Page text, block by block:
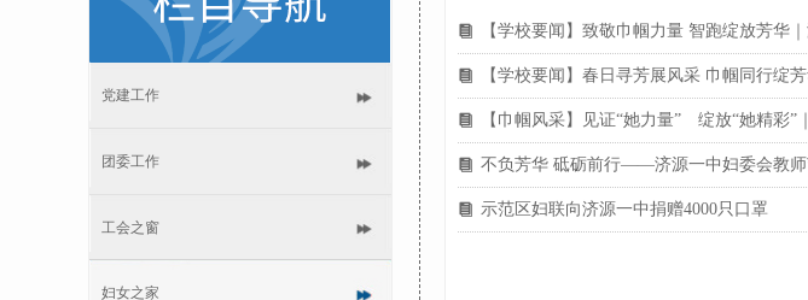
党建工作
团委工作
工会之窗
妇女之家
뀴 【学校要闻】致敬巾帼力量 智跑绽放芳华
뀴 【学校要闻】春日寻芳展风采 巾帼同行绽
뀴 【巾帼风采】见证“她力量” 绽放“她精彩”
뀴 不负芳华 砥砺前行——济源一中妇委会教
뀴 示范区妇联向济源一中捐赠4000只口罩